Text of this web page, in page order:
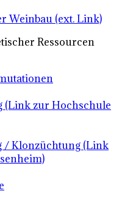
Weinbau (ext. Link)
Ressourcen
(Link zur Hochschule
/ Klonzüchtung (Link